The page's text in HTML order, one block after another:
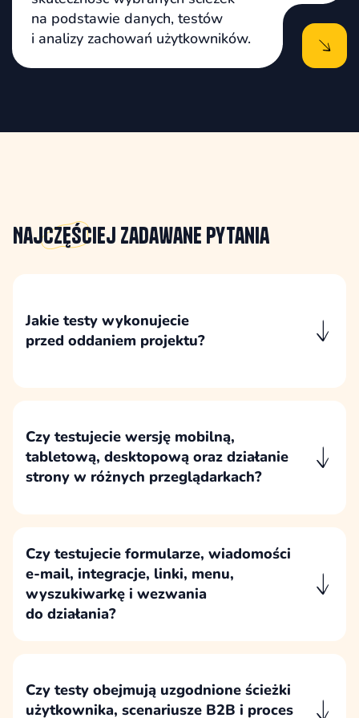
na podstawie danych, testów
i analizy zachowań użytkowników.
Najczęściej zadawane pytania
Jakie testy wykonujecie
przed oddaniem projektu?
działania strony.
Czy testujecie wersję mobilną,
tabletową, desktopową oraz działanie
strony w różnych przeglądarkach?
i responsywności.
Czy testujecie formularze, wiadomości
e-mail, integracje, linki, menu,
wyszukiwarkę i wezwania
do działania?
wyszukiwarkę i wezwania do działania.
Czy testy obejmują uzgodnione ścieżki
użytkownika, scenariusze B2B i proces